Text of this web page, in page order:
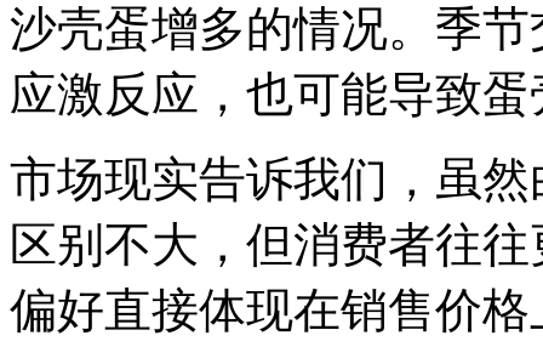
沙壳蛋增多的情况。季
应激反应，也可能导致
市场现实告诉我们，虽
区别不大，但消费者往
偏好直接体现在销售价